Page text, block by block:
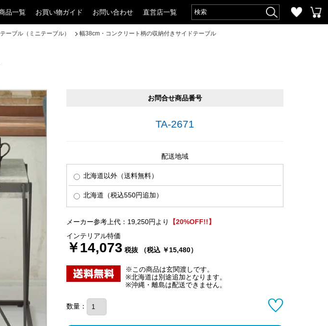
品一覧 お買い物ガイド お問い合わせ 直営店一覧
ーブル（ミニテーブル） 幅38cm・コンクリート柄の収納付きサイドテーブル
お問合せ商品番号
TA-2671
配送地域
北海道以外（送料無料）
北海道（税込550円追加）
メーカー参考上代：19,250円より
【20%OFF!!】
インテリアル特価
￥14,073 税抜 （税込 ￥15,480）
※この商品は玄関渡しです。
※北海道は別途追加となります。
※沖縄・離島は配送できません。
数量：